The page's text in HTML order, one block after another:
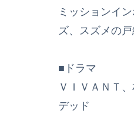
ミッションイ
ズ、スズメの戸
■ドラマ
ＶＩＶＡＮＴ
デッド